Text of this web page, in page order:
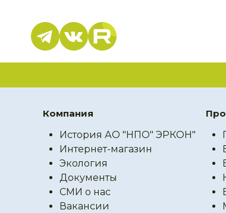
Компания
История АО "НПО" ЭРКОН"
Интернет-магазин
Экология
Документы
СМИ о нас
Вакансии